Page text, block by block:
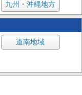
九州・沖縄地方
道南地域